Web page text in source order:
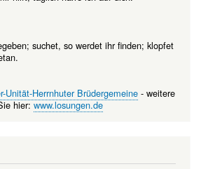
suchet, so werdet ihr finden; klopfet
Unität-Herrnhuter Brüdergemeine - weitere
hier:www.losungen.de